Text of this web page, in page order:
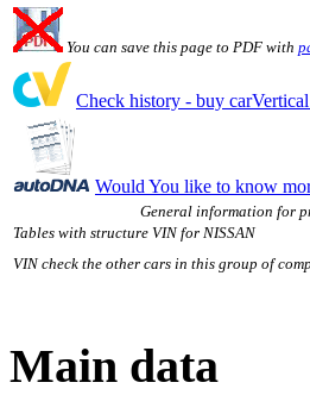
You can save this page to PDF with
Check history - buy
Would You like to know
General information for
Tables with structure VIN for NISSAN
VIN check the other cars in this group of
Main data